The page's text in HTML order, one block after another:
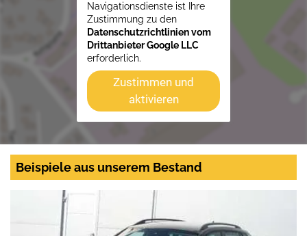
Navigationsdienste ist Ihre
Zustimmung zu den
Datenschutzrichtlinien vom
Drittanbieter Google LLC
erforderlich.
Zustimmen und
aktivieren
Beispiele aus unserem Bestand